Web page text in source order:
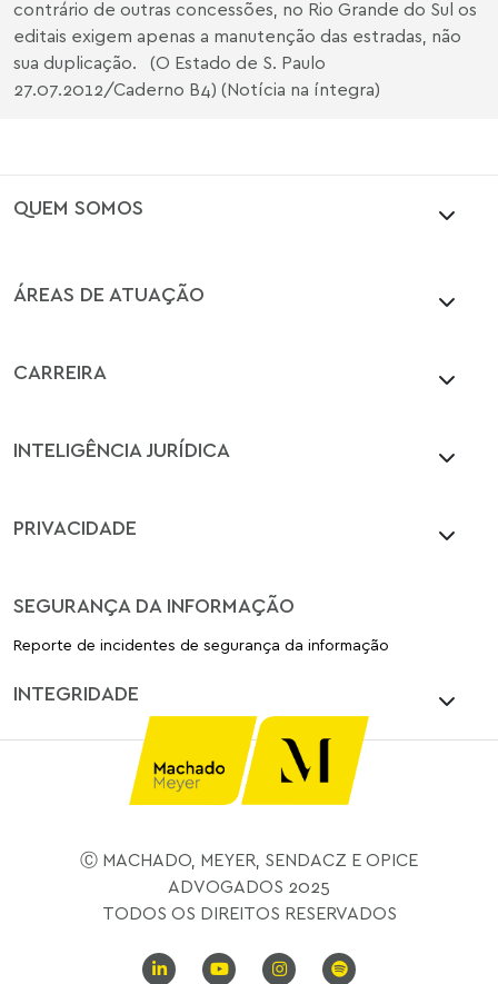
contrário de outras concessões, no Rio Grande do Sul os
editais exigem apenas a manutenção das estradas, não
sua duplicação. (O Estado de S. Paulo
27.07.2012/Caderno B4) (Notícia na íntegra)
QUEM SOMOS
ÁREAS DE ATUAÇÃO
CARREIRA
INTELIGÊNCIA JURÍDICA
PRIVACIDADE
SEGURANÇA DA INFORMAÇÃO
Reporte de incidentes de segurança da informação
INTEGRIDADE
Ⓒ MACHADO, MEYER, SENDACZ E OPICE
ADVOGADOS 2025
TODOS OS DIREITOS RESERVADOS